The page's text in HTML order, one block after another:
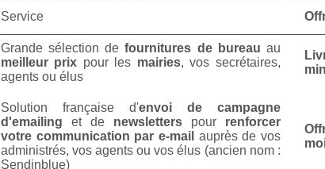
Service
Grande sélection defournitures de bureau au
meilleur prix pour les mairies, vos secrétaires,
agents ou élus
Solution française d'envoi de campagne
d'emailing et de newsletterspour renforcer
votre communication par e-mail auprès de vos
administrés, vos agents ou vos élus (ancien nom :
Sendinblue)